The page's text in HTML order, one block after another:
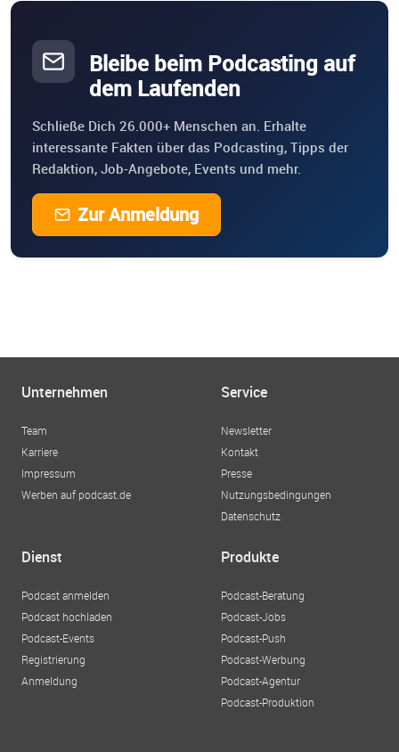
Bleibe beim Podcasting auf
dem Laufenden
Schließe Dich 26.000+ Menschen an. Erhalte
interessante Fakten über das Podcasting, Tipps der
Redaktion, Job-Angebote, Events und mehr.
Zur Anmeldung
Unternehmen
Team
Karriere
Impressum
Werben auf podcast.de
Service
Newsletter
Kontakt
Presse
Nutzungsbedingungen
Datenschutz
Dienst
Podcast anmelden
Podcast hochladen
Podcast-Events
Registrierung
Anmeldung
Produkte
Podcast-Beratung
Podcast-Jobs
Podcast-Push
Podcast-Werbung
Podcast-Agentur
Podcast-Produktion